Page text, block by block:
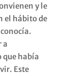
y le
el hábito de
a
que había
Este